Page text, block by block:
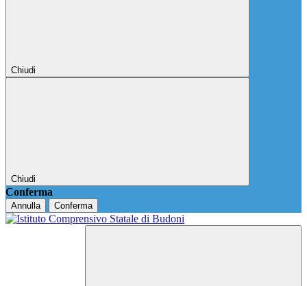
Chiudi
Chiudi
Conferma
Annulla Conferma